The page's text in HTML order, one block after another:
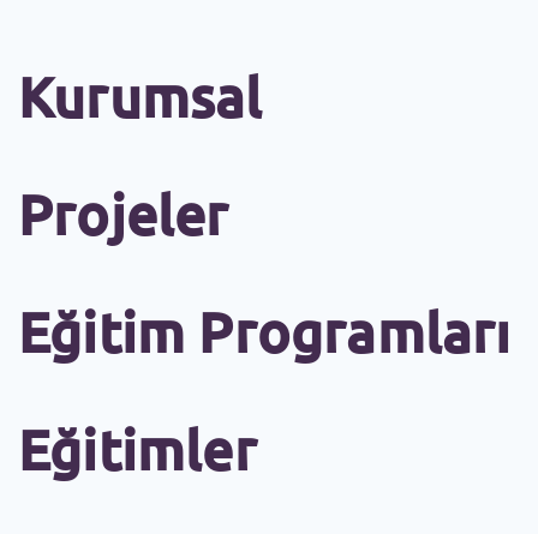
Kurumsal
Projeler
Eğitim Programları
Eğitimler